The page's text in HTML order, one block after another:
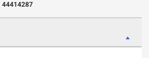
44414287